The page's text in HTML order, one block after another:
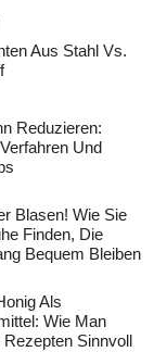
Aus Stahl Vs.
Reduzieren:
Und
Blasen! Wie Sie
Finden, Die
Bequem Bleiben
Als
Wie Man
Sinnvoll